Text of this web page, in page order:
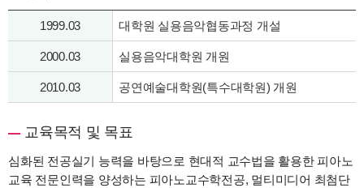
1999.03 대학원 실용음악협동과정 개설
2000.03 실용음악대학원 개원
2010.03 공연예술대학원(특수대학원) 개원
교육목적 및 목표
심화된 전공실기 능력을 바탕으로 현대적 교수법을 활용한 피아노
교육 전문인력을 양성하는 피아노교수학전공, 멀티미디어 최첨단